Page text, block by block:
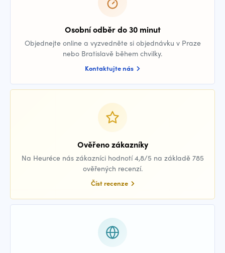
Osobní odběr do 30 minut
Objednejte online a vyzvedněte si objednávku v Praze
nebo Bratislavě během chvilky.
Kontaktujte nás
Ověřeno zákazníky
Na Heuréce nás zákazníci hodnotí 4,8/5 na základě 785
ověřených recenzí.
Číst recenze